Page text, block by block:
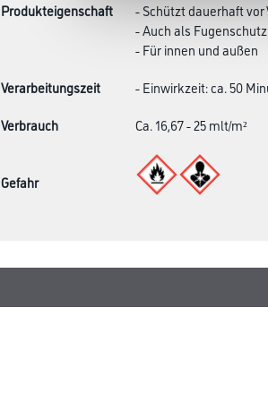
Produkteigenschaft
- Schützt dauerhaft
- Auch als
- Für innen und außen
Verarbeitungszeit
- Einwirkzeit: ca. 50
Verbrauch
Ca. 16,67 - 25 mlt/m²
Gefahr